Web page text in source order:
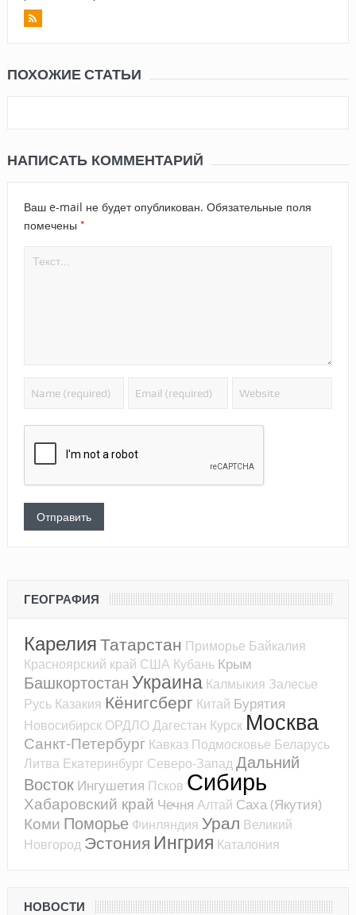
ПОХОЖИЕ СТАТЬИ
НАПИСАТЬ КОММЕНТАРИЙ
Ваш e-mail не будет опубликован. Обязательные поля
помечены *
ГЕОГРАФИЯ
КарелияТатарстан Приморье Байкалия
Красноярский край США Кубань Крым
Башкортостан Украина Калмыкия Залесье
Русь Казакия Кёнигсберг Китай Бурятия
Новосибирск ОРДЛОДагестан Курск Москва
Санкт-Петербург Кавказ Подмосковье Беларусь
Литва Екатеринбург Северо-ЗападДальний
Восток Ингушетия Псков Сибирь
Хабаровский край Чечня Алтай Саха (Якутия)
Коми Поморье Финляндия Урал Великий
Новгород Эстония Ингрия Каталония
НОВОСТИ